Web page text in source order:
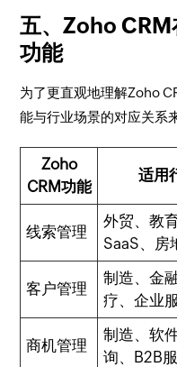
五、Zoho
功能
为了更直观地理解Zoho
能与行业场景的对应关系
Zoho
CRM功能
适用
线索管理
外贸、教育
SaaS、房
客户管理
制造、金
疗、企业
商机管理
制造、软
询、B2B